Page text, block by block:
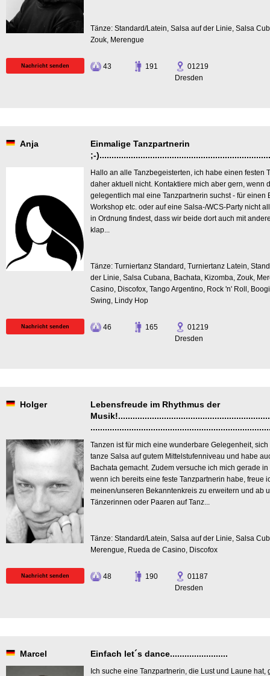
Tänze: Standard/Latein, Salsa auf der Linie, Salsa
Zouk, Merengue
Nachricht senden 43 191
01219
Dresden
Anja
Einmalige Tanzpartnerin
;-
Hallo an alle Tanzbegeisterten, ich habe einen festen
daher aktuell nicht. Kontaktiere mich aber gern, wenn
gelegentlich mal eine Tanzpartnerin suchst - für einen
Workshop etc. oder auf eine Salsa-/WCS-Party nicht
in Ordnung findest, dass wir beide dort auch mit
klap...
Tänze: Turniertanz Standard, Turniertanz Latein,
der Linie, Salsa Cubana, Bachata, Kizomba, Zouk,
Casino, Discofox, Tango Argentino, Rock 'n' Roll,
Swing, Lindy Hop
Nachricht senden 46 165
01219
Dresden
Holger
Lebensfreude im Rhythmus der
Tanzen ist für mich eine wunderbare Gelegenheit,
tanze Salsa auf gutem Mittelstufenniveau und habe
Bachata gemacht. Zudem versuche ich mich gerade
wenn ich bereits eine feste Tanzpartnerin habe, freue
meinen/unseren Bekanntenkreis zu erweitern und ab
Tänzerinnen oder Paaren auf Tanz...
Tänze: Standard/Latein, Salsa auf der Linie, Salsa
Merengue, Rueda de Casino, Discofox
Nachricht senden 48 190
01187
Dresden
Marcel Einfach let´s dance........................
Ich suche eine Tanzpartnerin, die Lust und Laune hat,